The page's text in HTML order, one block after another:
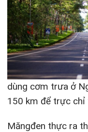
dùng cơm trưa ở
150 km để trực
Măngđen thực ra